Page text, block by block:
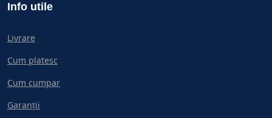
Info utile
Livrare
Cum platesc
Cum cumpar
Garanții